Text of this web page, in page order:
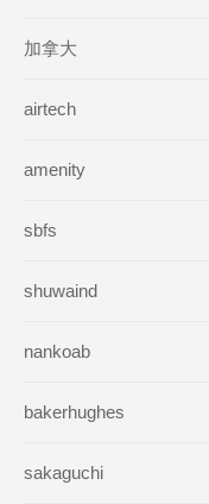
加拿大
airtech
amenity
sbfs
shuwaind
nankoab
bakerhughes
sakaguchi